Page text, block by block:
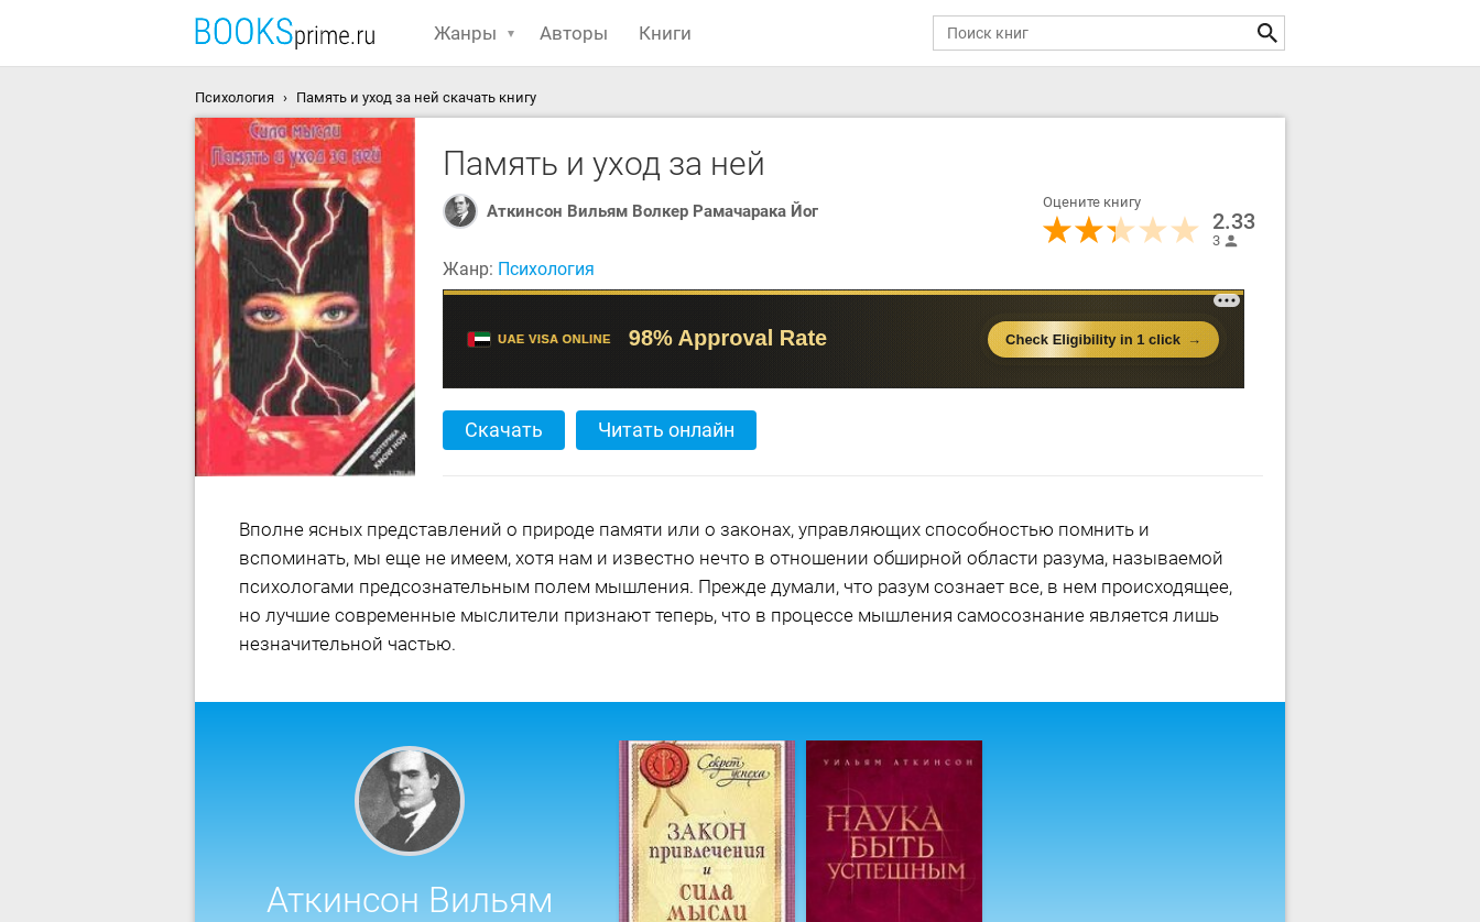
Жанры Авторы Книги
Психология Память и уход за ней скачать книгу
Память и уход за ней
Аткинсон Вильям Волкер Рамачарака Йог Оцените книгу
2.33
3
Жанр: Психология
Скачать Читать онлайн
Вполне ясных представлений о природе памяти или о законах, управляющих способностью помнить и
вспоминать, мы еще не имеем, хотя нам и известно нечто в отношении обширной области разума, называемой
психологами предсознательным полем мышления. Прежде думали, что разум сознает все, в нем происходящее,
но лучшие современные мыслители признают теперь, что в процессе мышления самосознание является лишь
незначительной частью.
Аткинсон Вильям